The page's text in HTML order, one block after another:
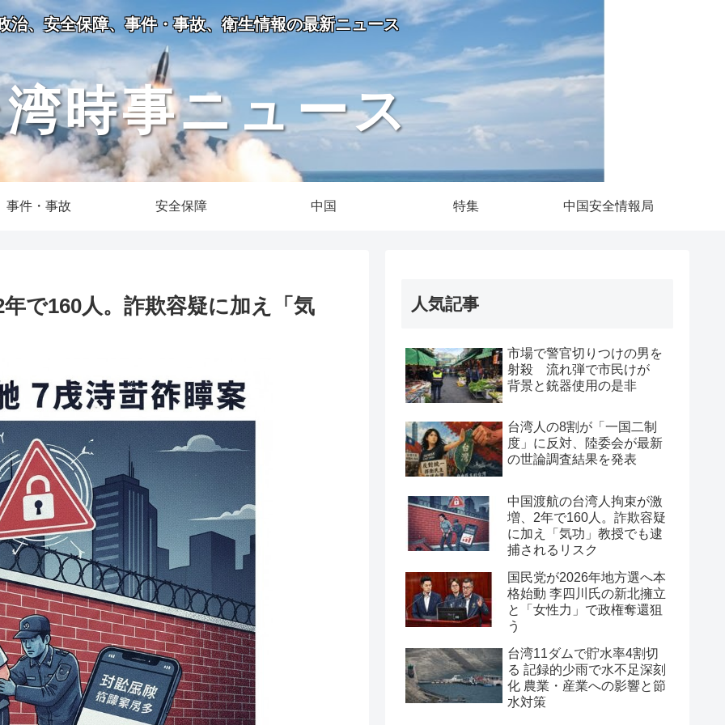
治、安全保障、事件・事故、衛生情報の最新ニュース
時事ニュース
事件・事故 安全保障 中国 特集 中国安全情報局
で160人。詐欺容疑に加え「気 人気記事
市場で警官切りつけの男を
射殺 流れ弾で市民けが
背景と銃器使用の是非
台湾人の8割が「一国二制
度」に反対、陸委会が最新
の世論調査結果を発表
中国渡航の台湾人拘束が激
増、2年で160人。詐欺容疑
に加え「気功」教授でも逮
捕されるリスク
国民党が2026年地方選へ本
格始動 李四川氏の新北擁立
と「女性力」で政権奪還狙
う
台湾11ダムで貯水率4割切
る 記録的少雨で水不足深刻
化 農業・産業への影響と節
水対策